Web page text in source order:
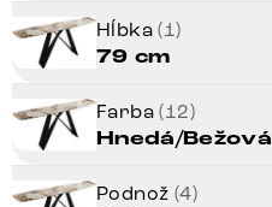
Hĺbka(1)
79 cm
Farba(12)
Hnedá/Bežová
Podnož (4)